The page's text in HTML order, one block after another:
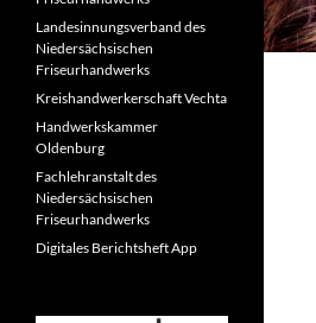
Landesinnungsverband des
Niedersächsischen
Friseurhandwerks
Kreishandwerkerschaft Vechta
Handwerkskammer
Oldenburg
Fachlehranstalt des
Niedersächsischen
Friseurhandwerks
Digitales Berichtsheft App